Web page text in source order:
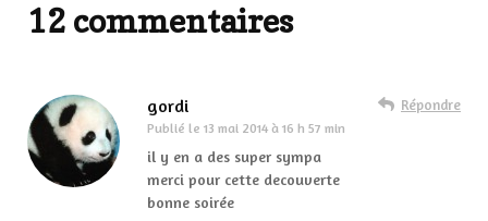
12 commentaires
gordi
Publié le 13 mai 2014 à 16 h 57 min
Répondre
il y en a des super sympa
merci pour cette decouverte
bonne soirée